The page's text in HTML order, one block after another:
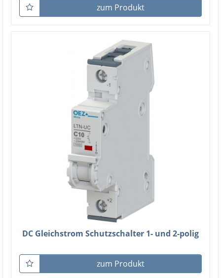
zum Produkt
DC Gleichstrom Schutzschalter 1- und 2-polig
zum Produkt